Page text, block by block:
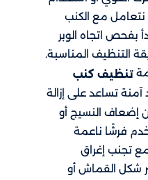
مع الكنب
بفحص اتجاه الوبر
التنظيف المناسبة.
تنظيف كنب
آمنة تساعد على إزالة
إضعاف النسيج أو
فرشًا ناعمة
تجنب إغراق
شكل القماش أو